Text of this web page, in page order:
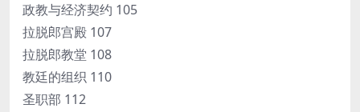
政教与经济契约 105
拉脱郎宫殿 107
拉脱郎教堂 108
教廷的组织 110
圣职部 112